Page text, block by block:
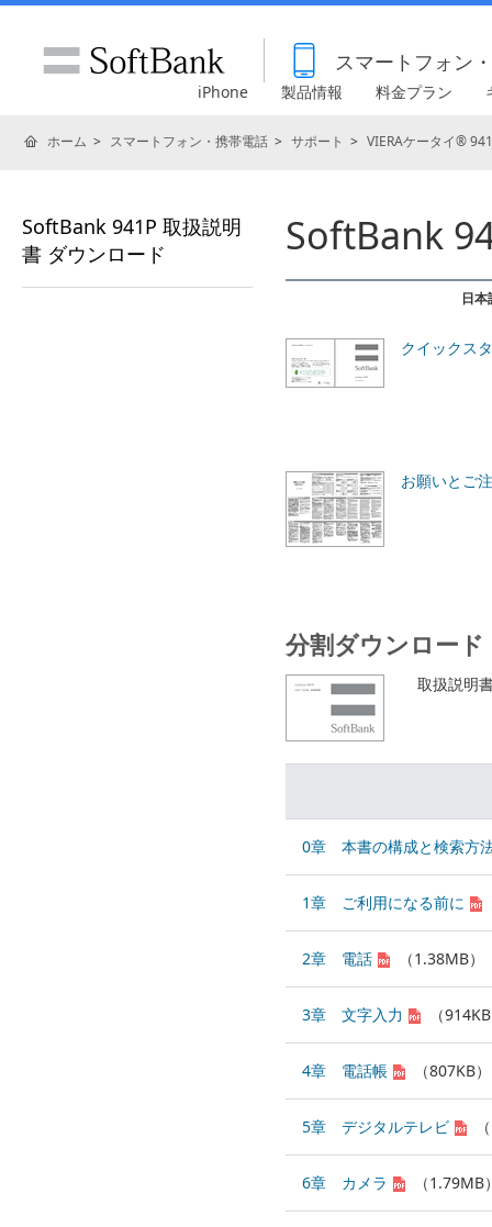
スマートフォン
iPhone 製品情報 料金プラン
ホーム スマートフォン・携帯電話 サポート VIERAケータイ®
SoftBank
日本
クイックス
お願いとご
分割ダウンロード
取扱説明
0章 本書の構成と検索方
1章 ご利用になる前に
2章 電話 （1.38MB）
3章 文字入力 （
4章 電話帳 （807KB）
5章 デジタルテレビ
6章 カメラ （1.79MB
SoftBank 941P 取扱説明
書 ダウンロード